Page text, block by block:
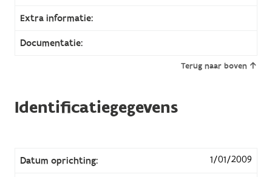
Extra informatie:
Documentatie:
Terug naar boven
Identificatiegegevens
Datum oprichting: 1/01/2009